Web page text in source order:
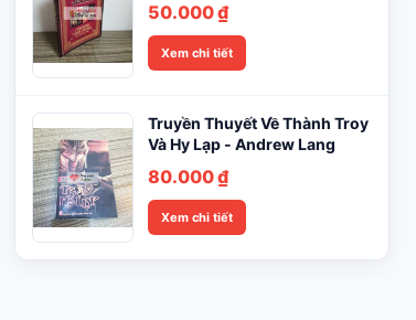
50.000₫
Xem chi tiết
Truyền Thuyết Về Thành Troy
Và Hy Lạp - Andrew Lang
80.000₫
Xem chi tiết